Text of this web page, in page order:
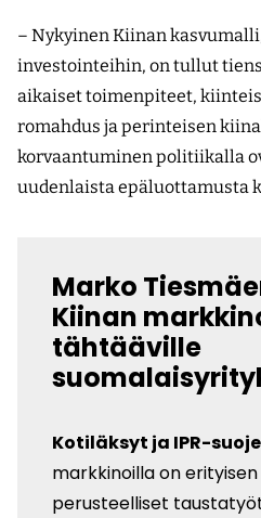
– Nykyinen Kiinan
investointeihin, on tullut
aikaiset toimenpiteet,
romahdus ja perinteisen
korvaantuminen politiikalla
uudenlaista epäluottamusta
Marko
Kiinan
tähtääville
Kotiläksyt ja IPR-
markkinoilla on
perusteelliset